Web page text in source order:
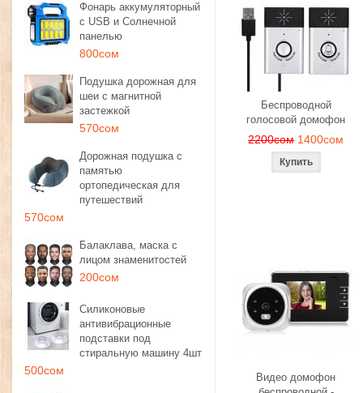
Фонарь аккумуляторный
с USB и Солнечной
панелью
800сом
Подушка дорожная для
шеи с магнитной
застежкой
570сом
Дорожная подушка с
памятью
ортопедическая для
путешествий
570сом
Балаклава, маска с
лицом знаменитостей
200сом
Силиконовые
антивибрационные
подставки под
стиральную машину 4шт
500сом
Беспроводной
голосовой домофон
2200сом 1400сом
Видео домофон